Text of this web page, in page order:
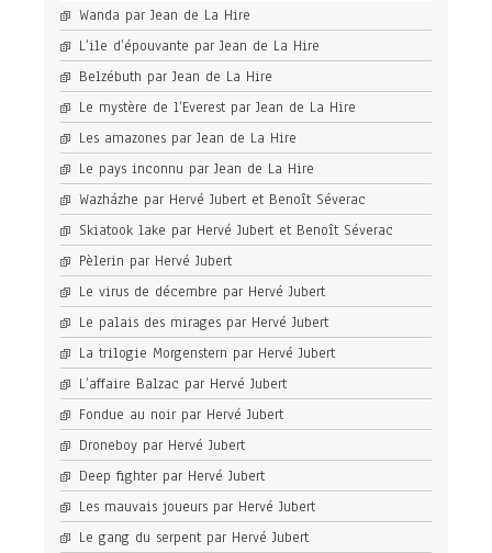
Wanda par Jean de La Hire
L’ile d’épouvante par Jean de La Hire
Belzébuth par Jean de La Hire
Le mystère de l’Everest par Jean de La Hire
Les amazones par Jean de La Hire
Le pays inconnu par Jean de La Hire
Wazházhe par Hervé Jubert et Benoît Séverac
Skiatook lake par Hervé Jubert et Benoît Séverac
Pèlerin par Hervé Jubert
Le virus de décembre par Hervé Jubert
Le palais des mirages par Hervé Jubert
La trilogie Morgenstern par Hervé Jubert
L’affaire Balzac par Hervé Jubert
Fondue au noir par Hervé Jubert
Droneboy par Hervé Jubert
Deep fighter par Hervé Jubert
Les mauvais joueurs par Hervé Jubert
Le gang du serpent par Hervé Jubert